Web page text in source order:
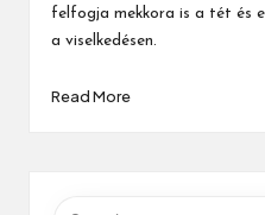
felfogja mekkora is a tét és
a viselkedésen.
Read More